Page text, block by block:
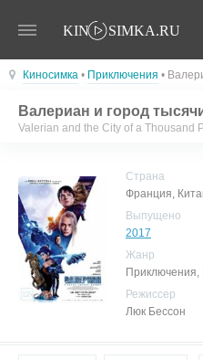
Киносимка • Приключения •
Валериан и город
Valerian and the City of a Thousand
Страна
Выпущено
2017
Жанр
Приключения,
Режиссер
Люк Бессон